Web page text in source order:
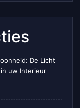
De Licht
in uw Interieur